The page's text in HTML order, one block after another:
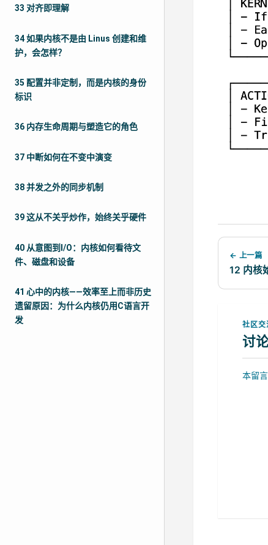
33 对齐即理解
34 如果内核不是由 Linus 创建和维
护，会怎样？
35 配置并非定制，而是内核的身份
标识
36 内存生命周期与塑造它的角色
37 中断如何在不变中演变
38 并发之外的同步机制
39 这从不关乎炒作，始终关乎硬件
40 从意图到I/O：内核如何看待文
件、磁盘和设备
41 心中的内核——效率至上而非历史
遗留原因：为什么内核仍用C语言开
发
← 上一篇
12 内核
社区交
讨
本留